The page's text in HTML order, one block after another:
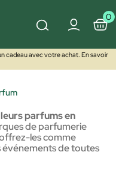
0
cadeau avec votre achat. En savoir
parfums en
de parfumerie
les comme
événements de toutes